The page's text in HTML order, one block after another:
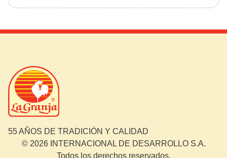
55 AÑOS DE TRADICIÓN Y CALIDAD
© 2026 INTERNACIONAL DE DESARROLLO S.A.
Todos los derechos reservados.